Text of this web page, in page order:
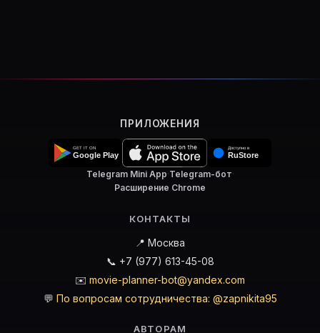
ПРИЛОЖЕНИЯ
Telegram Mini App·Telegram-бот·
Расширение Chrome
КОНТАКТЫ
📍 Москва
📞 +7 (977) 613-45-08
✉️ movie-planner-bot@yandex.com
💬 По вопросам сотрудничества: @zapnikita95
АВТОРАМ